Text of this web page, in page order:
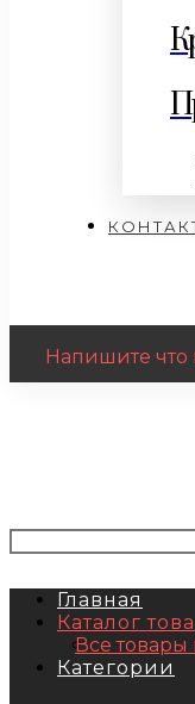
Напишите что
Главная
Каталог
Все
Категории